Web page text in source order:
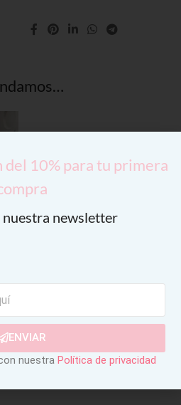
del 10% para tu primera
nuestra newsletter
ENVIAR
nuestra Política de privacidad